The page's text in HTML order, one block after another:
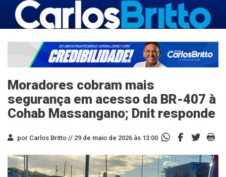
Moradores cobram mais
segurança em acesso da BR-407 à
Cohab Massangano; Dnit responde
por Carlos Britto // 29 de maio de 2026 às 13:00